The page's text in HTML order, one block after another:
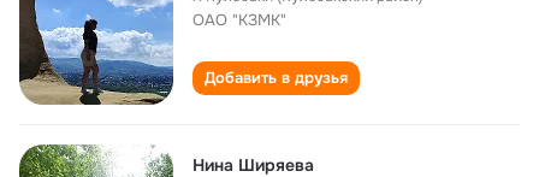
ОАО "КЗМК"
Добавить в друзья
Нина Ширяева